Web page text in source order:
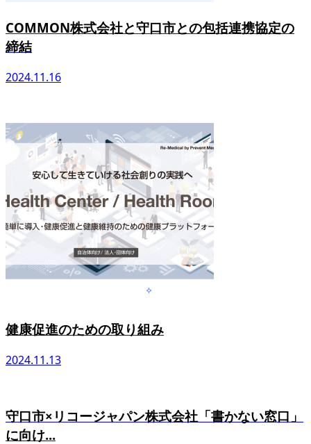
COMMON株式会社と守口市との包括連携協定の
締結
2024.11.16
健康促進のための取り組み
2024.11.13
守口市×リコージャパン株式会社「書かない窓口」
に向け...